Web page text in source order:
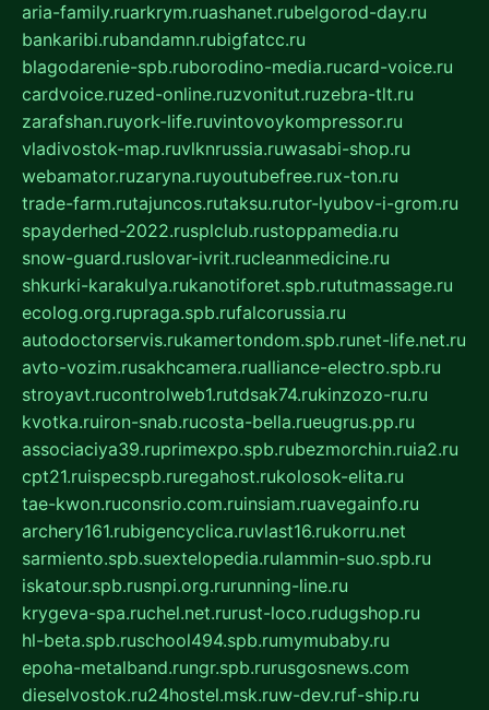
aria-family.ruarkrym.ruashanet.rubelgorod-day.ru
bankaribi.rubandamn.rubigfatcc.ru
blagodarenie-spb.ruborodino-media.rucard-voice.ru
cardvoice.ruzed-online.ruzvonitut.ruzebra-tlt.ru
zarafshan.ruyork-life.ruvintovoykompressor.ru
vladivostok-map.ruvlknrussia.ruwasabi-shop.ru
webamator.ruzaryna.ruyoutubefree.rux-ton.ru
trade-farm.rutajuncos.rutaksu.rutor-lyubov-i-grom.ru
spayderhed-2022.rusplclub.rustoppamedia.ru
snow-guard.ruslovar-ivrit.rucleanmedicine.ru
shkurki-karakulya.rukanotiforet.spb.rututmassage.ru
ecolog.org.rupraga.spb.rufalcorussia.ru
autodoctorservis.rukamertondom.spb.runet-life.net.ru
avto-vozim.rusakhcamera.rualliance-electro.spb.ru
stroyavt.rucontrolweb1.rutdsak74.rukinzozo-ru.ru
kvotka.ruiron-snab.rucosta-bella.rueugrus.pp.ru
associaciya39.ruprimexpo.spb.rubezmorchin.ruia2.ru
cpt21.ruispecspb.ruregahost.rukolosok-elita.ru
tae-kwon.ruconsrio.com.ruinsiam.ruavegainfo.ru
archery161.rubigencyclica.ruvlast16.rukorru.net
sarmiento.spb.suextelopedia.rulammin-suo.spb.ru
iskatour.spb.rusnpi.org.rurunning-line.ru
krygeva-spa.ruchel.net.rurust-loco.rudugshop.ru
hl-beta.spb.ruschool494.spb.rumymubaby.ru
epoha-metalband.rungr.spb.rurusgosnews.com
dieselvostok.ru24hostel.msk.ruw-dev.ruf-ship.ru